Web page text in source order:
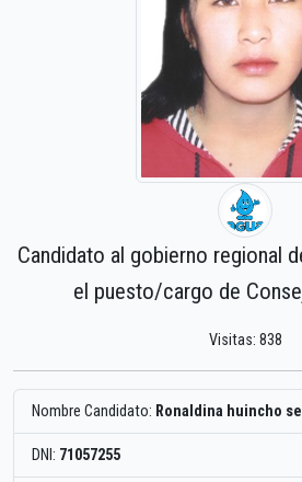
Candidato al gobierno regional
el puesto/cargo de
Visitas: 838
Nombre Candidato: Ronaldina huincho
DNI: 71057255